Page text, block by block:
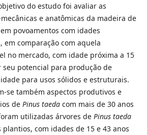
do estudo foi avaliar as
e anatômicas da madeira de
povoamentos com idades
em comparação com aquela
no mercado, com idade próxima a 15
seu potencial para produção de
para usos sólidos e estruturais.
se também aspectos produtivos e
de Pinus taeda com mais de 30 anos
utilizadas árvores de Pinus taeda
com idades de 15 e 43 anos